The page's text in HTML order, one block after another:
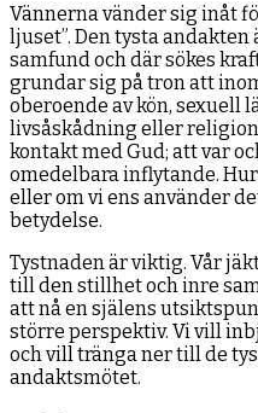
Vännerna vänder sig inåt
ljuset”. Den tysta
samfund och där sökes
grundar sig på tron att
oberoende av kön, sexuell
livsåskådning eller
kontakt med Gud; att var
omedelbara inflytande.
eller om vi ens använder
betydelse.
Tystnaden är viktig. Vår
till den stillhet och inre
att nå en själens
större perspektiv. Vi vill
och vill tränga ner till de
andaktsmötet.